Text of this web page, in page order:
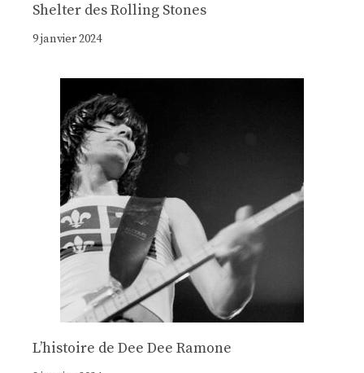
Shelter des Rolling Stones
9 janvier 2024
Lʼhistoire de Dee Dee Ramone